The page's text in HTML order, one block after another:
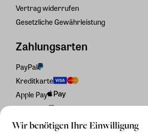
Wir benötigen Ihre Einwilligung
Vertrag widerrufen
Gesetzliche Gewährleistung
Zahlungsarten
PayPal
Kreditkarte
Apple Pay
Rechnung